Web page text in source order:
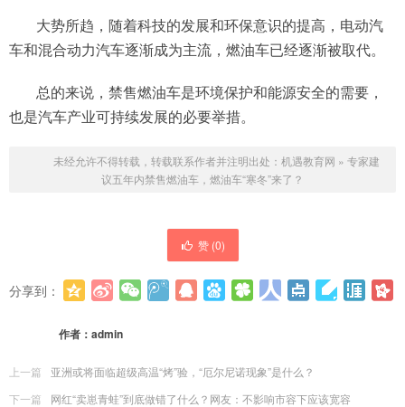
大势所趋，随着科技的发展和环保意识的提高，电动汽
车和混合动力汽车逐渐成为主流，燃油车已经逐渐被取代。
总的来说，禁售燃油车是环境保护和能源安全的需要，
也是汽车产业可持续发展的必要举措。
未经允许不得转载，转载联系作者并注明出处： 机遇教育网 » 专家建
议五年内禁售燃油车，燃油车“寒冬”来了？
赞 (0)
分享到：
作者： admin
上一篇
亚洲或将面临超级高温“烤”验，“厄尔尼诺现象”是什么？
下一篇
网红“卖崽青蛙”到底做错了什么？网友：不影响市容下应该宽容